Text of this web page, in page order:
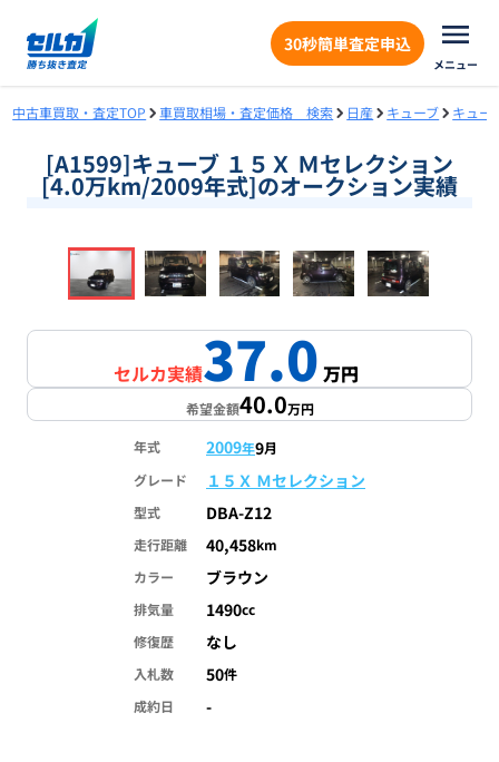
30秒簡単査定申込
メニュー
中古車買取・査定TOP 車買取相場・査定価格 検索 日産 キューブ キュー
[A1599]キューブ １５Ｘ Ｍセレクション
[4.0万km/2009年式]のオークション実績
1/16
セルカ実績37.0万円
希望金額40.0万円
年式 2009年9月
グレード
１５Ｘ Ｍセレクション
型式 DBA-Z12
走行距離 40,458km
カラー
ブラウン
排気量 1490cc
修復歴
なし
入札数 50件
成約日
-